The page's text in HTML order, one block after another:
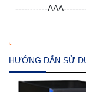
-----------
HƯỚNG DẪN SỬ